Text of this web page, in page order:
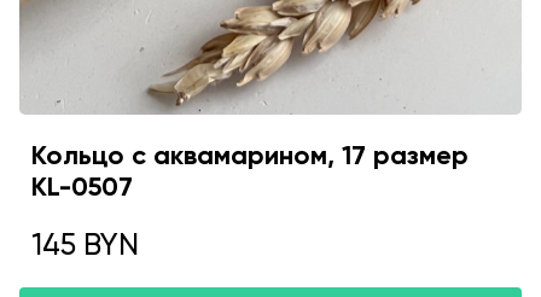
Кольцо с аквамарином, 17 размер
KL-0507
145 BYN